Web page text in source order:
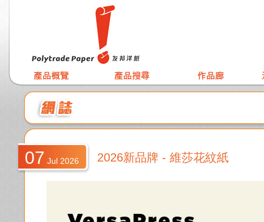
07 Jul 2026 2026新品牌 - 維莎花紋紙